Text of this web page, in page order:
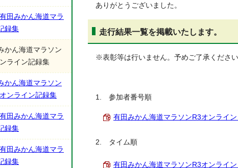
ありがとうございました。
走行結果一覧を掲載いたします。
※表彰等は行いません。予めご了承ください
1. 参加者番号順
有田みかん海道マラソンR3オンライ
2. タイム順
有田みかん海道マラソンR3オンライ
田みかん海道マラ
録集
かん海道マラソン
ライン記録集
かん海道マラソン
ンライン記録集
田みかん海道マラ
録集
田みかん海道マラ
録集